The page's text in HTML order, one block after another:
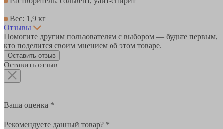
Вес: 1,9 кг
Отзывы
Помогите другим пользователям с выбором — будьте первым,
кто поделится своим мнением об этом товаре.
Оставить отзыв
Оставить отзыв
Ваша оценка *
Рекомендуете данный товар? *